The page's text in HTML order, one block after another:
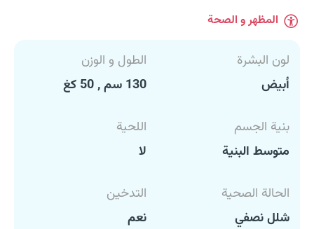
المظهر و الصحة
لون البشرة
أبيض
الطول و الوزن
130 سم , 50 كغ
بنية الجسم
متوسط البنية
اللحية
لا
الحالة الصحية
شلل نصفي
التدخين
نعم